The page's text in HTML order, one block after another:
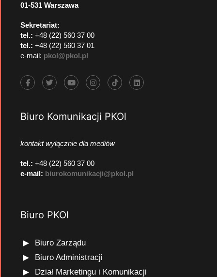
01-531 Warszawa
Sekretariat:
tel.: +48 (22) 560 37 00
tel.: +48 (22) 560 37 01
e-mail: pkol@pkol.pl
Biuro Komunikacji PKOl
kontakt wyłącznie dla mediów
tel.: +48 (22) 560 37 00
e-mail: biurokomunikacji@pkol.pl
Biuro PKOl
Biuro Zarządu
Biuro Administracji
Dział Marketingu i Komunikacji